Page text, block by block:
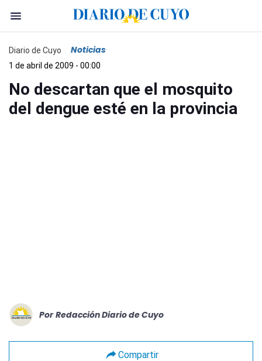
Diario de Cuyo Noticias
1 de abril de 2009 - 00:00
No descartan que el mosquito
del dengue esté en la provincia
Por Redacción Diario de Cuyo
Compartir